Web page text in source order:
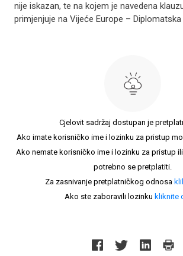
nije iskazan, te na kojem je navedena
primjenjuje na Vijeće Europe – Diplomatska
Cjelovit sadržaj dostupan je
Ako imate korisničko ime i lozinku za pristup
Ako nemate korisničko ime i lozinku za pristup
potrebno se pretplatiti.
Za zasnivanje pretplatničkog odnosa
Ako ste zaboravili lozinku kliknite